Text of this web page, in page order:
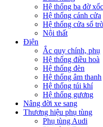
Hệ thống ba đờ
Hệ thống cánh cửa
Hệ thống cửa sổ
Nội thất
Điện
Ắc quy chính, phụ
Hệ thống điều hoà
Hệ thống đèn
Hệ thống âm thanh
Hệ thống túi khí
Hệ thống gương
Nâng đời xe sang
Thương hiệu phụ tùng
Phụ tùng Audi